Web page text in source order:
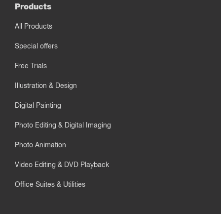
Products
All Products
Special offers
Free Trials
Illustration & Design
Digital Painting
Photo Editing & Digital Imaging
Photo Animation
Video Editing & DVD Playback
Office Suites & Utilities